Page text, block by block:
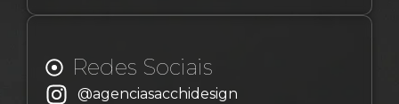
Redes Sociais
@agenciasacchidesign